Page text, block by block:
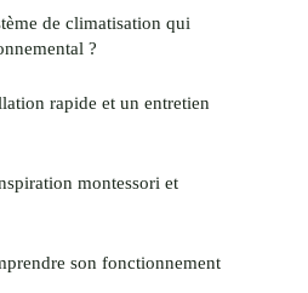
de climatisation qui
?
rapide et un entretien
montessori et
son fonctionnement